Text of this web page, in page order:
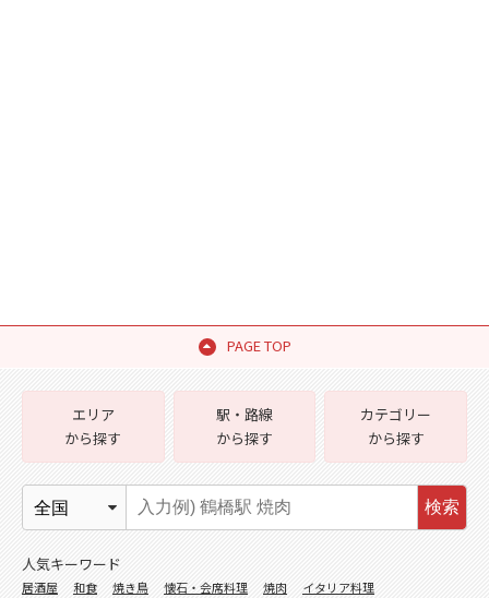
PAGE TOP
エリア
から探す
駅・路線
から探す
カテゴリー
から探す
検索
人気キーワード
居酒屋 和食 焼き鳥 懐石・会席料理 焼肉
イタリア料理